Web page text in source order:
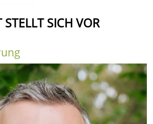
STELLT SICH VOR